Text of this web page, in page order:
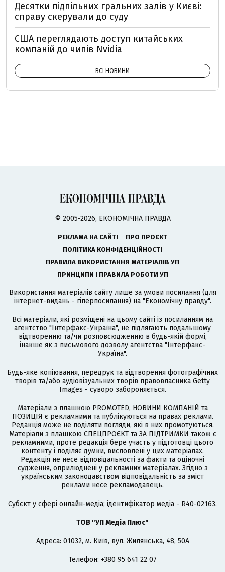
Десятки підпільних гральних залів у Києві:
справу скерували до суду
США переглядають доступ китайських
компаній до чипів Nvidia
ВСІ НОВИНИ
© 2005-2026, ЕКОНОМІЧНА ПРАВДА
РЕКЛАМА НА САЙТІ
ПРО ПРОЄКТ
ПОЛІТИКА КОНФІДЕНЦІЙНОСТІ
ПРАВИЛА ВИКОРИСТАННЯ МАТЕРІАЛІВ УП
ПРИНЦИПИ І ПРАВИЛА РОБОТИ УП
Використання матеріалів сайту лише за умови посилання (для
інтернет-видань - гіперпосилання) на "Економічну правду".
Всі матеріали, які розміщені на цьому сайті із посиланням на
агентство "Інтерфакс-Україна", не підлягають подальшому
відтворенню та/чи розповсюдженню в будь-якій формі,
інакше як з письмового дозволу агентства "Інтерфакс-
Україна".
Будь-яке копіювання, передрук та відтворення фотографічних
творів та/або аудіовізуальних творів правовласника Getty
Images - суворо забороняється.
Матеріали з плашкою PROMOTED, НОВИНИ КОМПАНІЙ та
ПОЗИЦІЯ є рекламними та публікуються на правах реклами.
Редакція може не поділяти погляди, які в них промотуються.
Матеріали з плашкою СПЕЦПРОЄКТ та ЗА ПІДТРИМКИ також є
рекламними, проте редакція бере участь у підготовці цього
контенту і поділяє думки, висловлені у цих матеріалах.
Редакція не несе відповідальності за факти та оціночні
судження, оприлюднені у рекламних матеріалах. Згідно з
українським законодавством відповідальність за зміст
реклами несе рекламодавець.
Cубєкт у сфері онлайн-медіа; ідентифікатор медіа - R40-02163.
ТОВ "УП Медіа Плюс"
Адреса: 01032, м. Київ, вул. Жилянська, 48, 50А
Телефон: +380 95 641 22 07